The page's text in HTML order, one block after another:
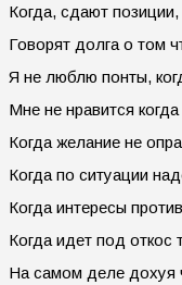
Когда, сдают
Говорят долга о том
Я не люблю понты,
Мне не нравится
Когда желание не
Когда по ситуации
Когда интересы
Когда идет под
На самом деле дохуя